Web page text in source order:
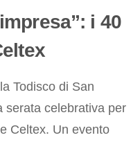
i 40
Todisco di San
serata celebrativa per
Celtex. Un evento